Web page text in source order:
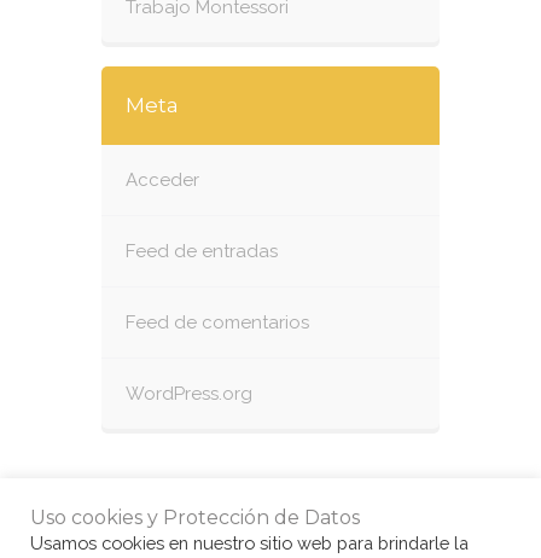
Trabajo Montessori
Meta
Acceder
Feed de entradas
Feed de comentarios
WordPress.org
Uso cookies y Protección de Datos
Usamos cookies en nuestro sitio web para brindarle la